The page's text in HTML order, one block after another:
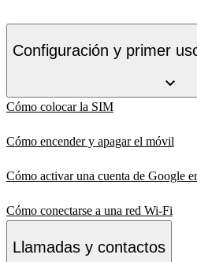
Configuración y primer
Cómo colocar la SIM
Cómo encender y apagar el móvil
Cómo activar una cuenta de Google
Cómo conectarse a una red Wi-Fi
Llamadas y contactos